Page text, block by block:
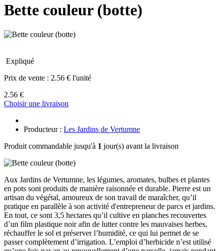
Bette couleur (botte)
Expliqué
Prix de vente : 2.56 € l'unité
2.56 €
Choisir une livraison
Producteur : Les Jardins de Vertumne
Produit commandable jusqu'à 1 jour(s) avant la livraison
Aux Jardins de Vertumne, les légumes, aromates, bulbes et plantes
en pots sont produits de manière raisonnée et durable. Pierre est un
artisan du végétal, amoureux de son travail de maraîcher, qu’il
pratique en parallèle à son activité d'entrepreneur de parcs et jardins.
En tout, ce sont 3,5 hectares qu’il cultive en planches recouvertes
d’un film plastique noir afin de lutter contre les mauvaises herbes,
réchauffer le sol et préserver l’humidité, ce qui lui permet de se
passer complètement d’irrigation. L’emploi d’herbicide n’est utilisé